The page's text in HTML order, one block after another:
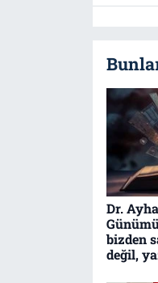
Dr.
bizden
değil,